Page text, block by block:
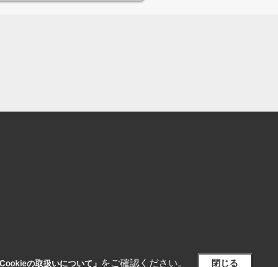
の取扱いについて」 をご確認ください。 閉じる